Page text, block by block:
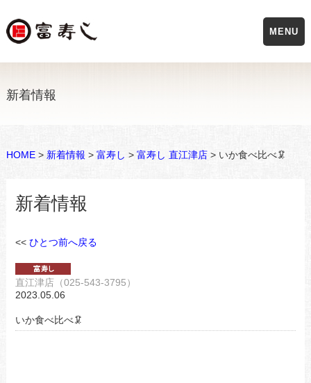
新着情報
HOME> 新着情報 > 富寿し > 富寿し 直江津店> いか食べ比べ🦑
新着情報
<< ひとつ前へ戻る
直江津店（025-543-3795）
2023.05.06
いか食べ比べ🦑
MENU